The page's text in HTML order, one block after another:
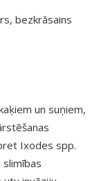
bezkrāsains
un suņiem,
Ixodes spp.